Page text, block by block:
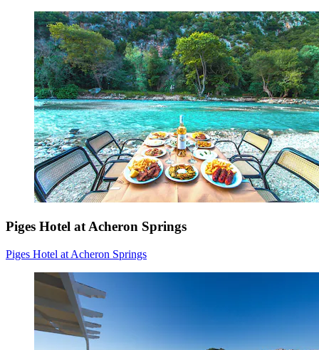
Piges Hotel at Acheron Springs
Piges Hotel at Acheron Springs